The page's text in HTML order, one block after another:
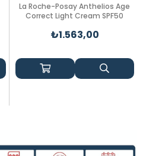
La Roche-Posay Anthelios Age
Correct Light Cream SPF50
₺1.563,00